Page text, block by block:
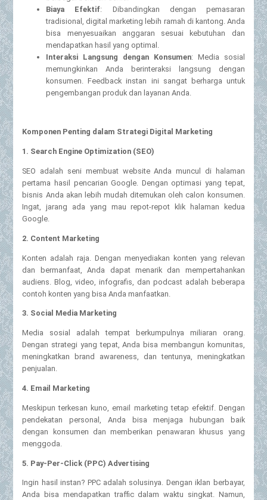
Biaya Efektif: Dibandingkan dengan pemasaran
tradisional, digital marketing lebih ramah di kantong. Anda
bisa menyesuaikan anggaran sesuai kebutuhan dan
mendapatkan hasil yang optimal.
Interaksi Langsung dengan Konsumen: Media sosial
memungkinkan Anda berinteraksi langsung dengan
konsumen. Feedback instan ini sangat berharga untuk
pengembangan produk dan layanan Anda.
Komponen Penting dalam Strategi Digital Marketing
1. Search Engine Optimization (SEO)
SEO adalah seni membuat website Anda muncul di halaman
pertama hasil pencarian Google. Dengan optimasi yang tepat,
bisnis Anda akan lebih mudah ditemukan oleh calon konsumen.
Ingat, jarang ada yang mau repot-repot klik halaman kedua
Google.
2. Content Marketing
Konten adalah raja. Dengan menyediakan konten yang relevan
dan bermanfaat, Anda dapat menarik dan mempertahankan
audiens. Blog, video, infografis, dan podcast adalah beberapa
contoh konten yang bisa Anda manfaatkan.
3. Social Media Marketing
Media sosial adalah tempat berkumpulnya miliaran orang.
Dengan strategi yang tepat, Anda bisa membangun komunitas,
meningkatkan brand awareness, dan tentunya, meningkatkan
penjualan.
4. Email Marketing
Meskipun terkesan kuno, email marketing tetap efektif. Dengan
pendekatan personal, Anda bisa menjaga hubungan baik
dengan konsumen dan memberikan penawaran khusus yang
menggoda.
5. Pay-Per-Click (PPC) Advertising
Ingin hasil instan? PPC adalah solusinya. Dengan iklan berbayar,
Anda bisa mendapatkan traffic dalam waktu singkat. Namun,